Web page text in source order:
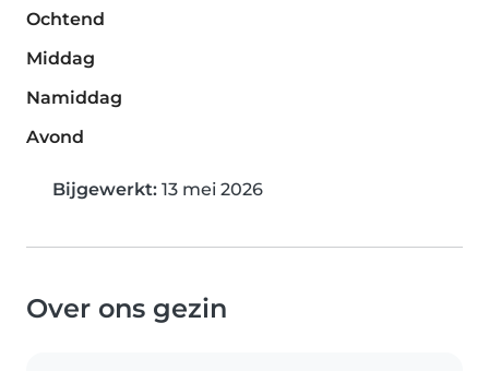
Ochtend
Middag
Namiddag
Avond
Bijgewerkt: 13 mei 2026
Over ons gezin